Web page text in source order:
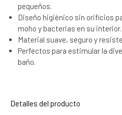
pequeños.
Diseño higiénico sin orificios
moho y bacterias en su interior.
Material suave, seguro y
Perfectos para estimular la
baño.
Detalles del producto